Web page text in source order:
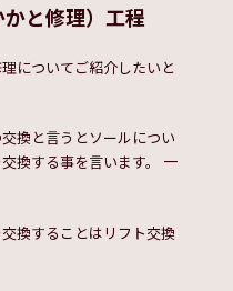
と修理）工程
についてご紹介したいと
換と言うとソールについ
換する事を言います。 一
換することはリフト交換